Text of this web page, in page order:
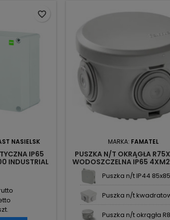
NASIELSK
IP65
INDUSTRIAL
favorite_border
MARKA: FAMATEL
PUSZKA N/T OKRĄGŁA
WODOSZCZELNA IP65
FAMATEL
Puszka n/t IP44
Puszka n/t
Puszka n/t okrągła